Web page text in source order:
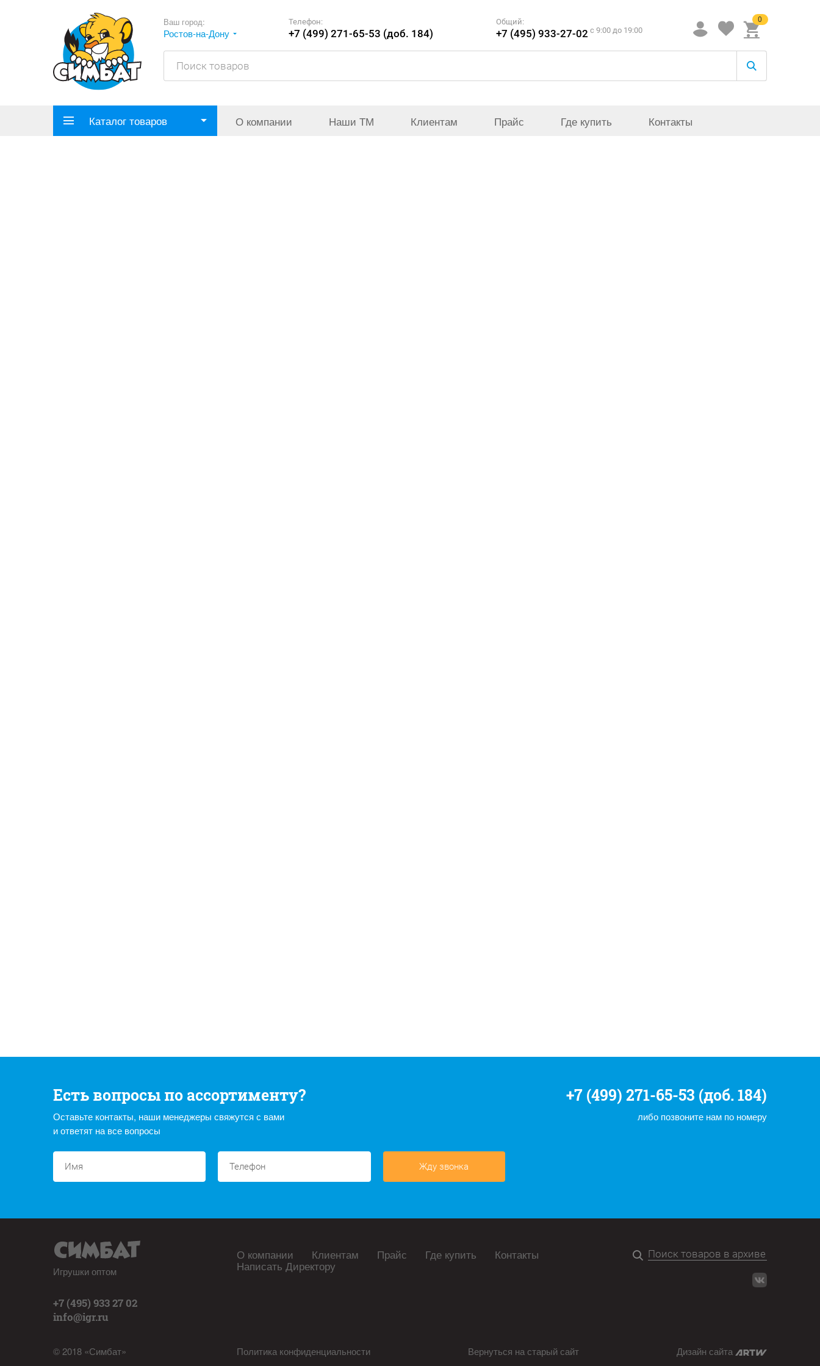
Ваш город:
Ростов-на-Дону
Телефон:
+7 (499) 271-65-53 (доб. 184)
Общий:
+7 (495) 933-27-02 c 9:00 до 19:00
0
Каталог товаров О компании Наши ТМ Клиентам Прайс Где купить Контакты
Есть вопросы по ассортименту?
Оставьте контакты, наши менеджеры свяжутся с вами
и ответят на все вопросы
+7 (499) 271-65-53 (доб. 184)
либо позвоните нам по номеру
Жду звонка
Игрушки оптом
+7 (495) 933 27 02
info@igr.ru
© 2018 «Симбат»
О компании Клиентам Прайс Где купить Контакты
Написать Директору
Политика конфиденциальности Вернуться на старый сайт Дизайн сайта